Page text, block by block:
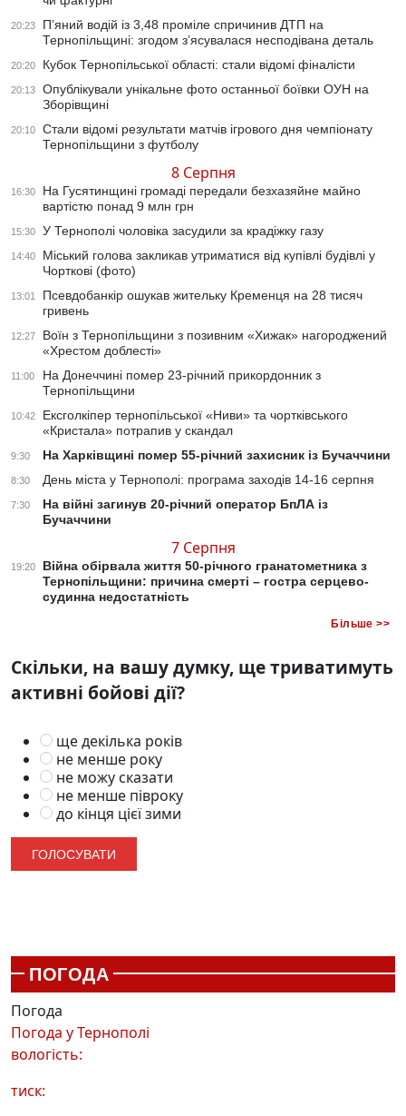
20:23
П’яний водій із 3,48 проміле спричинив ДТП на
Тернопільщині: згодом з’ясувалася несподівана деталь
20:20 Кубок Тернопільської області: стали відомі фіналісти
20:13
Опублікували унікальне фото останньої боївки ОУН на
Зборівщині
20:10
Стали відомі результати матчів ігрового дня чемпіонату
Тернопільщини з футболу
8 Серпня
16:30
На Гусятинщині громаді передали безхазяйне майно
вартістю понад 9 млн грн
15:30 У Тернополі чоловіка засудили за крадіжку газу
14:40
Міський голова закликав утриматися від купівлі будівлі у
Чорткові (фото)
13:01
Псевдобанкір ошукав жительку Кременця на 28 тисяч
гривень
12:27
Воїн з Тернопільщини з позивним «Хижак» нагороджений
«Хрестом доблесті»
11:00
На Донеччині помер 23-річний прикордонник з
Тернопільщини
10:42
Ексголкіпер тернопільської «Ниви» та чортківського
«Кристала» потрапив у скандал
9:30 На Харківщині помер 55-річний захисник із Бучаччини
8:30 День міста у Тернополі: програма заходів 14-16 серпня
7:30
На війні загинув 20-річний оператор БпЛА із
Бучаччини
7 Серпня
19:20
Війна обірвала життя 50-річного гранатометника з
Тернопільщини: причина смерті – гостра серцево-
судинна недостатність
Більше >>
Скільки, на вашу думку, ще триватимуть
активні бойові дії?
ще декілька років
не менше року
не можу сказати
не менше півроку
до кінця цієї зими
ПОГОДА
Погода
Погода уТернополі
вологість:
тиск: